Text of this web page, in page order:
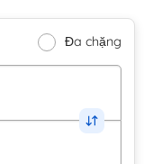
Đa chặng